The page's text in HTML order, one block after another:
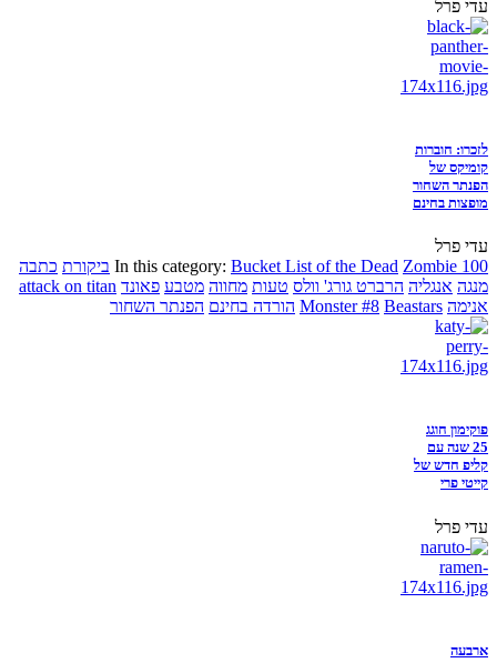
עדי פרל
לזכרו: חוברות
קומיקס של
הפנתר השחור
מופצות בחינם
עדי פרל
In this category: Bucket List of the Dead Zombie 100 ביקורת כתבה
מנגה אנגליה הרברט גורג' וולס טעות מחווה מטבע פאונד attack on titan
אנימה
Monster #8 Beastars הורדה בחינם הפנתר השחור
פוקימון חוגג
25 שנה עם
קליפ חדש של
קייטי פרי
עדי פרל
ארבעה